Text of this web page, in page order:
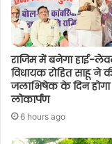
राजिम में बनेगा हाई-
विधायक रोहित साहू ने
जलाभिषेक के दिन होगा
लोकार्पण
6 hours ago